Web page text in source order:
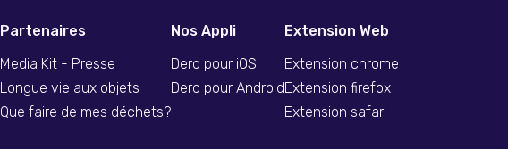
Partenaires
Media Kit - Presse
Longue vie aux objets
Que faire de mes déchets?
Nos Appli
Dero pour iOS
Dero pour Android
Extension Web
Extension chrome
Extension firefox
Extension safari